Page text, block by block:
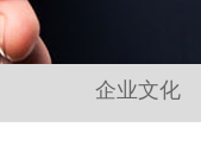
企业文化